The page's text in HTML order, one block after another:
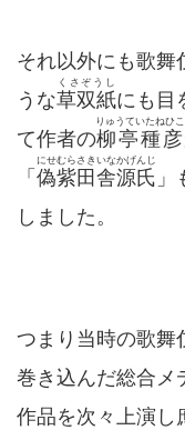
それ以外にも歌舞
うな草双紙
くさぞうし
にも目
て作者の柳亭種彦
りゅうていたねひこ
「 偽紫田舎源氏
にせむらさきいなかげんじ
しました。
つまり当時の歌舞
巻き込んだ総合メ
作品を次々上演し